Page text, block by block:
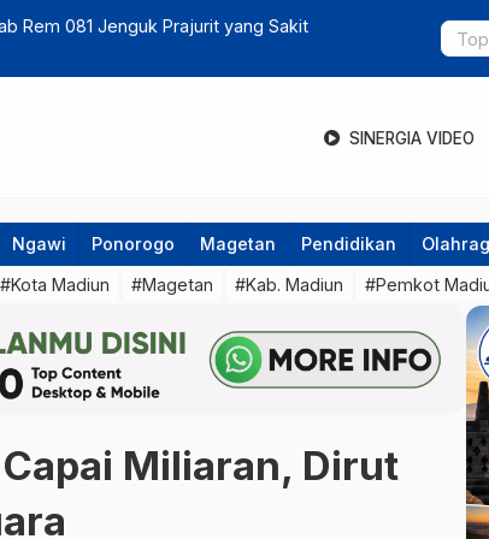
Beras Bulog Madiun Aman Lanjutkan
SINERGIA VIDEO
Ngawi Ponorogo Magetan Pendidikan
#Kota Madiun #Magetan #Kab. Madiun #Pemkot
Miliaran, Dirut